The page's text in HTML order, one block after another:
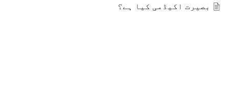
بصیرت اکیڈمی کیا ہے؟